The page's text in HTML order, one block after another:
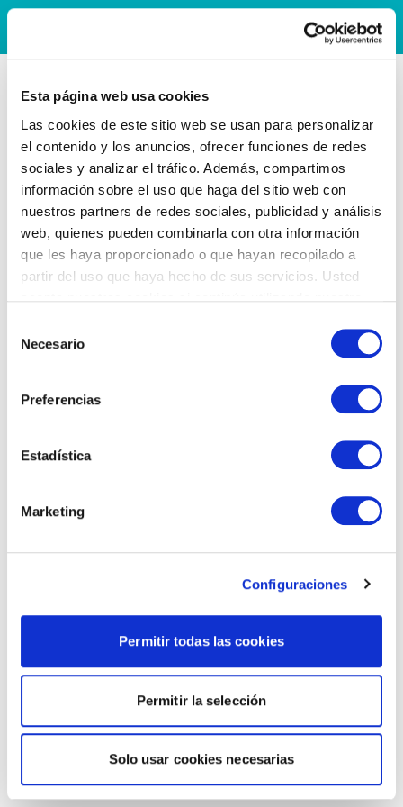
Esta página web usa cookies
Las cookies de este sitio web se usan para personalizar
el contenido y los anuncios, ofrecer funciones de redes
sociales y analizar el tráfico. Además, compartimos
información sobre el uso que haga del sitio web con
nuestros partners de redes sociales, publicidad y análisis
web, quienes pueden combinarla con otra información
que les haya proporcionado o que hayan recopilado a
partir del uso que haya hecho de sus servicios. Usted
Necesario
Preferencias
Estadística
Marketing
Configuraciones
Permitir todas las cookies
Permitir la selección
Solo usar cookies necesarias